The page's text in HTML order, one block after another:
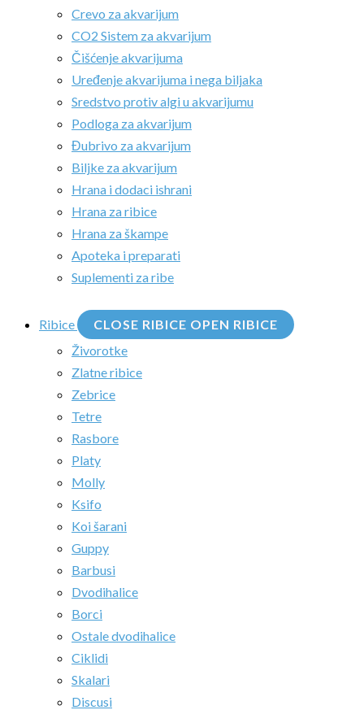
Crevo za akvarijum
CO2 Sistem za akvarijum
Čišćenje akvarijuma
Uređenje akvarijuma i nega biljaka
Sredstvo protiv algi u akvarijumu
Podloga za akvarijum
Đubrivo za akvarijum
Biljke za akvarijum
Hrana i dodaci ishrani
Hrana za ribice
Hrana za škampe
Apoteka i preparati
Suplementi za ribe
Ribice CLOSE RIBICE OPEN RIBICE
Živorotke
Zlatne ribice
Zebrice
Tetre
Rasbore
Platy
Molly
Ksifo
Koi šarani
Guppy
Barbusi
Dvodihalice
Borci
Ostale dvodihalice
Ciklidi
Skalari
Discusi